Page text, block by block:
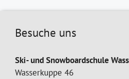
Besuche uns
Ski- und Snowboardschule
Wasserkuppe 46